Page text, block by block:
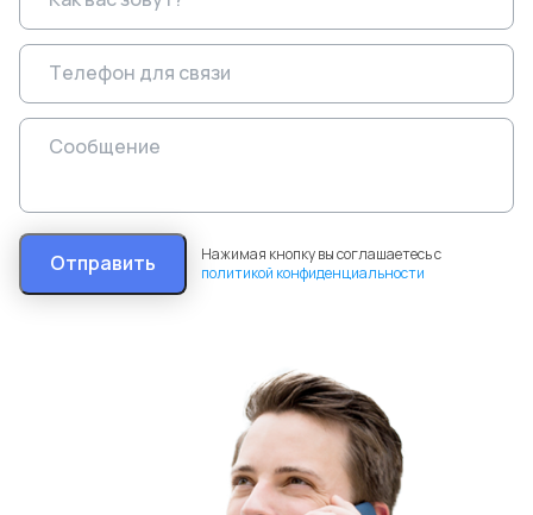
Отправить
Нажимая кнопку вы соглашаетесь с
политикой конфиденциальности